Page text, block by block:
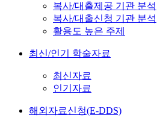
복사/대출제공 기관 분석
복사/대출신청 기관 분석
활용도 높은 주제
최신/인기 학술자료
최신자료
인기자료
해외자료신청(E-DDS)